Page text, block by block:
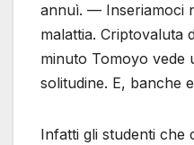
annuì. — Inseriamoci
malattia. Criptovaluta
minuto Tomoyo vede
solitudine. E, banche
Infatti gli studenti